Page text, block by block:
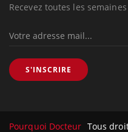
Recevez toutes les
S'INSCRIRE
Pourquoi Docteur Tous